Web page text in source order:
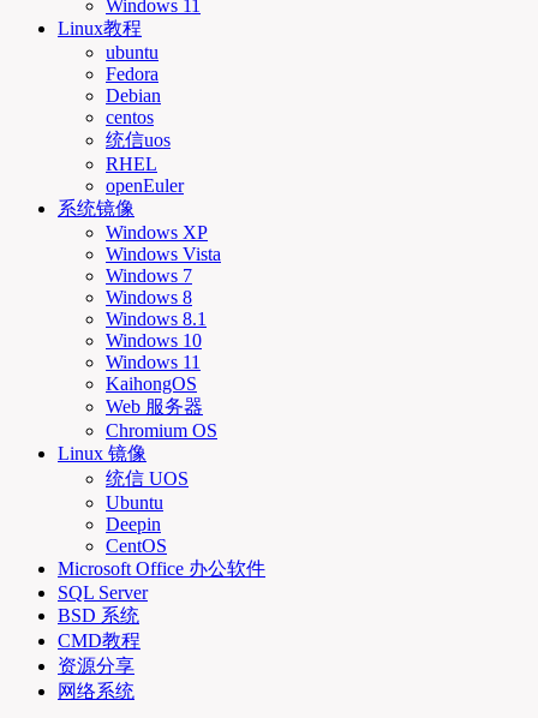
Windows 11
Linux教程
ubuntu
Fedora
Debian
centos
统信uos
RHEL
openEuler
系统镜像
Windows XP
Windows Vista
Windows 7
Windows 8
Windows 8.1
Windows 10
Windows 11
KaihongOS
Web 服务器
Chromium OS
Linux 镜像
统信 UOS
Ubuntu
Deepin
CentOS
Microsoft Office 办公软件
SQL Server
BSD 系统
CMD教程
资源分享
网络系统